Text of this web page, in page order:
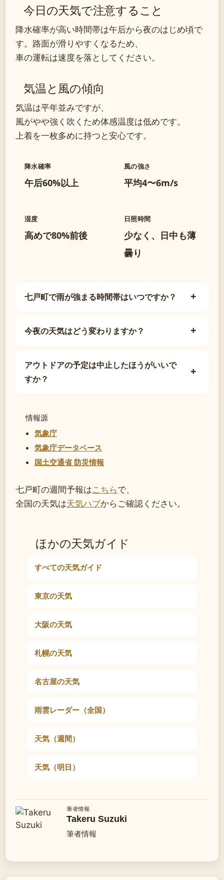
今日の天気で注意すること
降水確率が高い時間帯は午后から夜のはじめ頃で
す。路面が滑りやすくなるため、
車の運転は速度を落としてください。
気温と風の傾向
気温は平年並みですが、
風がやや強く吹くため体感温度は低めです。
上着を一枚多めに持つと安心です。
降水確率
午后60%以上
風の強さ
平均4〜6m/s
湿度
高めで80%前後
日照時間
少なく、日中も薄
曇り
七戸町で雨が強まる時間帯はいつですか？
今夜の天気はどう変わりますか？
アウトドアの予定は中止したほうがいいで
すか？
情報源
気象庁
気象庁データベース
国土交通省 防災情報
七戸町の週間予報はこちらで、
全国の天気は天気ハブからご確認ください。
ほかの天気ガイド
すべての天気ガイド
東京の天気
大阪の天気
札幌の天気
名古屋の天気
雨雲レーダー（全国）
天気（週間）
天気（明日）
筆者情報
Takeru Suzuki
筆者情報